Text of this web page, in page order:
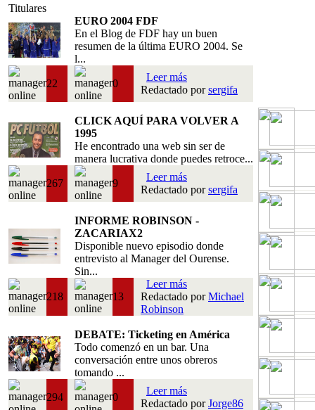
Titulares
EURO 2004 FDF
En el Blog de FDF hay un buen
resumen de la última EURO 2004. Se
l...
22 0
Leer más
Redactado porsergifa
CLICK AQUÍ PARA VOLVER A
1995
He encontrado una web sin ser de
manera lucrativa donde puedes retroce...
267 9
Leer más
Redactado porsergifa
INFORME ROBINSON -
ZACARIAX2
Disponible nuevo episodio donde
entrevisto al Manager del Ourense.
Sin...
218 13
Leer más
Redactado porMichael
Robinson
DEBATE: Ticketing en América
Todo comenzó en un bar. Una
conversación entre unos obreros
tomando ...
294 0
Leer más
Redactado porJorge86